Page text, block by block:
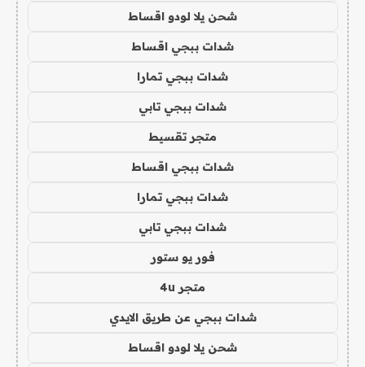
شحن يلا لودو اقساط
شدات ببجي اقساط
شدات ببجي تمارا
شدات ببجي تابي
متجر تقسيط
شدات ببجي اقساط
شدات ببجي تمارا
شدات ببجي تابي
فور يو ستور
متجر 4u
شدات ببجي عن طريق الايدي
شحن يلا لودو اقساط